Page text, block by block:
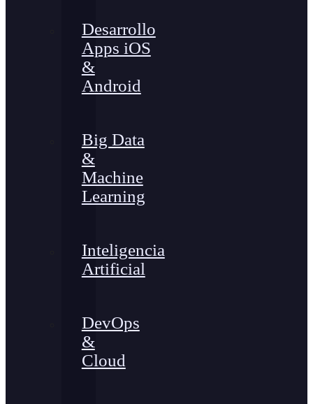
Desarrollo
Apps iOS
&
Android
Big Data
&
Machine
Learning
Inteligencia
Artificial
DevOps
&
Cloud